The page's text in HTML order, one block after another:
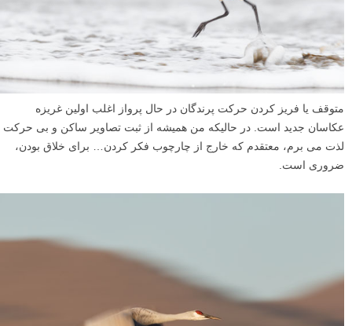
متوقف یا فریز کردن حرکت پرندگان در حال پرواز اغلب اولین غریزه
عکاسان جدید است. در حالیکه من همیشه از ثبت تصاویر ساکن و بی حرکت
لذت می برم، معتقدم که خارج از چارچوب فکر کردن… برای خلاق بودن،
ضروری است.